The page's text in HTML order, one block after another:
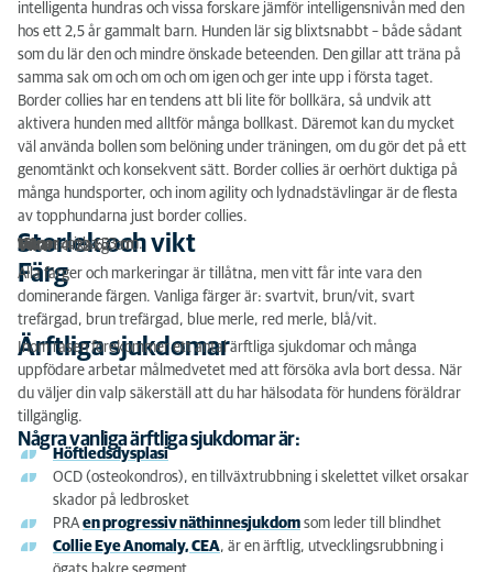
intelligenta hundras och vissa forskare jämför intelligensnivån med den
hos ett 2,5 år gammalt barn. Hunden lär sig blixtsnabbt – både sådant
som du lär den och mindre önskade beteenden. Den gillar att träna på
samma sak om och om och om igen och ger inte upp i första taget.
Border collies har en tendens att bli lite för bollkära, så undvik att
aktivera hunden med alltför många bollkast. Däremot kan du mycket
väl använda bollen som belöning under träningen, om du gör det på ett
genomtänkt och konsekvent sätt. Border collies är oerhört duktiga på
många hundsporter, och inom agility och lydnadstävlingar är de flesta
av topphundarna just border collies.
Storlek och vikt
Hanar: cirka 53 cm.
Tikar: cirka 53 cm.
Vikt : 14-22 kg.
Färg
Alla färger och markeringar är tillåtna, men vitt får inte vara den
dominerande färgen. Vanliga färger är: svartvit, brun/vit, svart
trefärgad, brun trefärgad, blue merle, red merle, blå/vit.
Ärftliga sjukdomar
Inom rasen förekommer ett antal ärftliga sjukdomar och många
uppfödare arbetar målmedvetet med att försöka avla bort dessa. När
du väljer din valp säkerställ att du har hälsodata för hundens föräldrar
tillgänglig.
Några vanliga ärftliga sjukdomar är:
Höftledsdysplasi
OCD (osteokondros), en tillväxtrubbning i skelettet vilket orsakar
skador på ledbrosket
PRAen progressiv näthinnesjukdom som leder till blindhet
Collie Eye Anomaly, CEA, är en ärftlig, utvecklingsrubbning i